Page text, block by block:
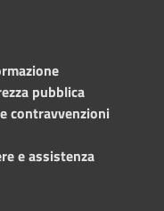
pubblica
contravvenzioni
e assistenza